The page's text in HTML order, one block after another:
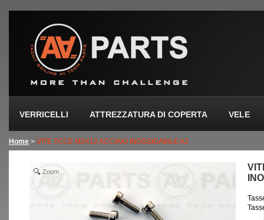
VERRICELLI ATTREZZATURA DI COPERTA VELE
Home > VITE TCCE M2X12 ACCIAIO INOSSIDABILE A2
Zoom